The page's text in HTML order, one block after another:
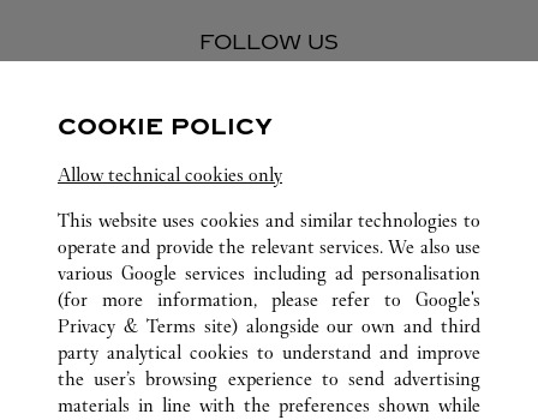
FOLLOW US
TUTTI GLI INDIRIZZI CARTIER CINA
SHANDONG
QINGDAO
NO.117 AO MEN ROAD
ASSISTENZA CLIENTI
COOKIE POLICY
Allow technical cookies only
This website uses cookies and similar technologies to
operate and provide the relevant services. We also use
various Google services including ad personalisation
(for more information, please refer to Google's
Privacy & Terms site) alongside our own and third
party analytical cookies to understand and improve
the user’s browsing experience to send advertising
materials in line with the preferences shown while